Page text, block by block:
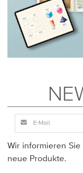
Wir informieren
neue Produkte.